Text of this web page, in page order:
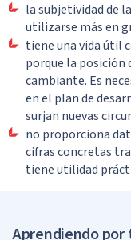
la subjetividad de
utilizarse más en
tiene una vida útil
porque la posición
cambiante. Es
en el plan de
surjan nuevas
no proporciona
cifras concretas
tiene utilidad
Aprendiendo por